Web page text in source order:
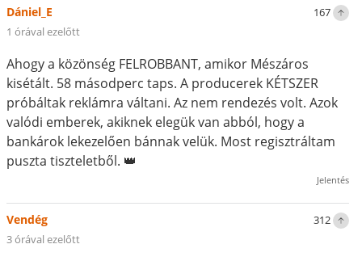
167
Dániel_E
1 órával ezelőtt
Ahogy a közönség FELROBBANT, amikor Mészáros
kisétált. 58 másodperc taps. A producerek KÉTSZER
próbáltak reklámra váltani. Az nem rendezés volt. Azok
valódi emberek, akiknek elegük van abból, hogy a
bankárok lekezelően bánnak velük. Most regisztráltam
puszta tiszteletből. 👑
Jelentés
312
Vendég
3 órával ezelőtt